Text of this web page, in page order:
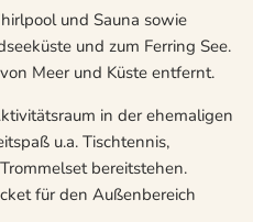
und Sauna sowie
und zum Ferring See.
Meer und Küste entfernt.
in der ehemaligen
u.a. Tischtennis,
bereitstehen.
für den Außenbereich